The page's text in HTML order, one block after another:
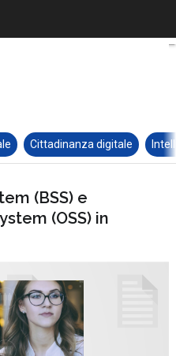
Cittadinanza digitale
(BSS) e
(OSS) in